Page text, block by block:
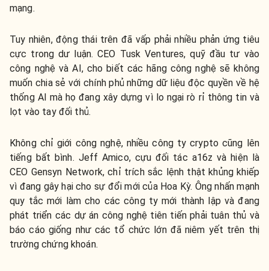
mạng.
Tuy nhiên, động thái trên đã vấp phải nhiều phản ứng tiêu
cực trong dư luận. CEO Tusk Ventures, quỹ đầu tư vào
công nghệ và AI, cho biết các hãng công nghệ sẽ không
muốn chia sẻ với chính phủ những dữ liệu độc quyền về hệ
thống AI mà họ đang xây dựng vì lo ngại rò rỉ thông tin và
lọt vào tay đối thủ.
Không chỉ giới công nghệ, nhiều công ty crypto cũng lên
tiếng bất bình. Jeff Amico, cựu đối tác a16z và hiện là
CEO Gensyn Network, chỉ trích sắc lệnh thật khủng khiếp
vì đang gây hại cho sự đổi mới của Hoa Kỳ. Ông nhấn mạnh
quy tắc mới làm cho các công ty mới thành lập và đang
phát triển các dự án công nghệ tiên tiến phải tuân thủ và
báo cáo giống như các tổ chức lớn đã niêm yết trên thị
trường chứng khoán.